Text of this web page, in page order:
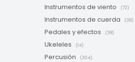
Instrumentos de viento (72)
Instrumentos de cuerda (38)
Pedales y efectos (38)
Ukeleles (14)
Percusión (304)